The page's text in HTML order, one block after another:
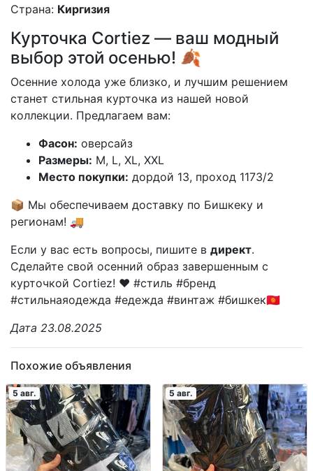
Страна: Киргизия
Курточка Cortiez — ваш модный
выбор этой осенью! 🍂
Осенние холода уже близко, и лучшим решением
станет стильная курточка из нашей новой
коллекции. Предлагаем вам:
Фасон: оверсайз
Размеры: M, L, XL, XXL
Место покупки: дордой 13, проход 1173/2
📦 Мы обеспечиваем доставку по Бишкеку и
регионам! 🚚
Если у вас есть вопросы, пишите в директ.
Сделайте свой осенний образ завершенным с
курточкой Cortiez! ❤️ #стиль #бренд
#стильнаяодежда #едежда #винтаж #бишкек🇰🇬
Дата 23.08.2025
Похожие объявления
5 авг. 5 авг.